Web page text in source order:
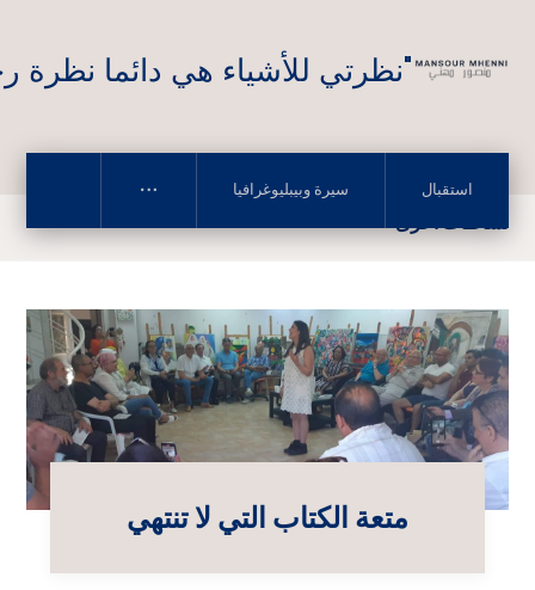
"نظرتي للأشياء هي دائما
استقبال سيرة وبيبليوغرافيا
نشاطات أخرى
متعة الكتاب التي لا تنتهي